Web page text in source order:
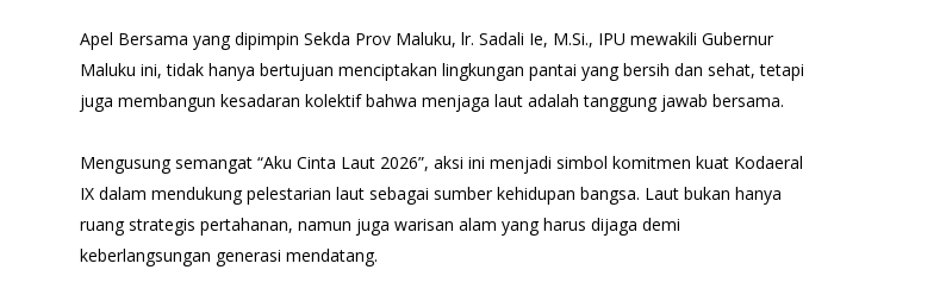
Apel Bersama yang dipimpin Sekda Prov Maluku, lr. Sadali Ie, M.Si., IPU mewakili Gubernur
Maluku ini, tidak hanya bertujuan menciptakan lingkungan pantai yang bersih dan sehat, tetapi
juga membangun kesadaran kolektif bahwa menjaga laut adalah tanggung jawab bersama.
Mengusung semangat “Aku Cinta Laut 2026”, aksi ini menjadi simbol komitmen kuat Kodaeral
IX dalam mendukung pelestarian laut sebagai sumber kehidupan bangsa. Laut bukan hanya
ruang strategis pertahanan, namun juga warisan alam yang harus dijaga demi
keberlangsungan generasi mendatang.